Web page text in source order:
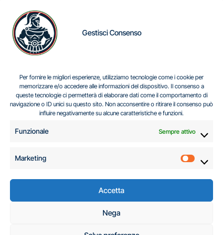
Gestisci Consenso
Per fornire le migliori esperienze, utilizziamo tecnologie come i cookie per
memorizzare e/o accedere alle informazioni del dispositivo. Il consenso a
queste tecnologie ci permetterà di elaborare dati come il comportamento di
navigazione o ID unici su questo sito. Non acconsentire o ritirare il consenso può
influire negativamente su alcune caratteristiche e funzioni.
Funzionale Sempre attivo
Marketing
Accetta
Nega
Centro Analisi e Studi Italus © Tutti i diritti riservati
C.A.S.I. – Centro
Analisi e Studi Italus